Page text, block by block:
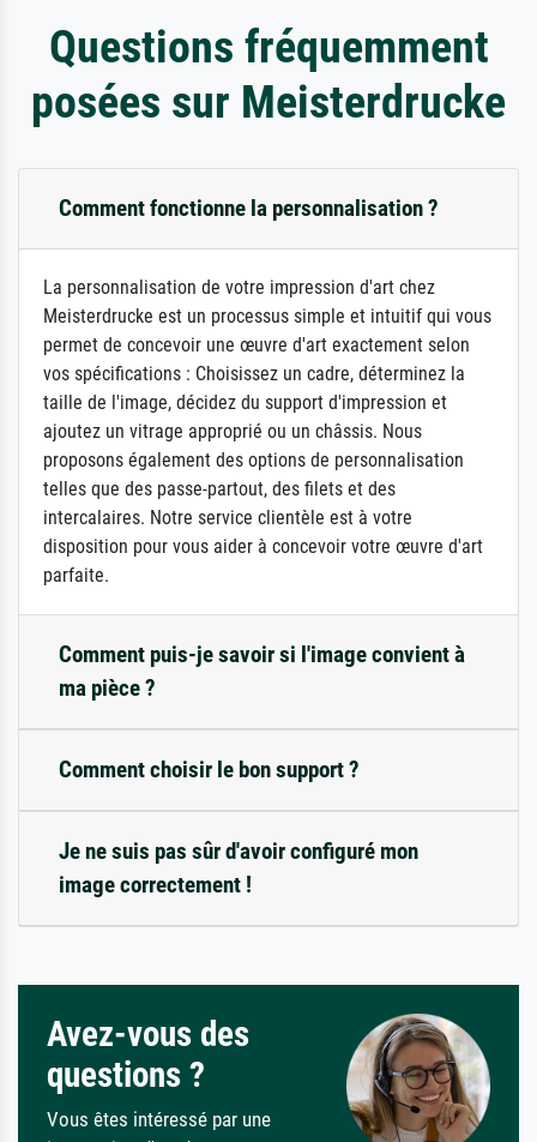
Questions fréquemment
posées sur Meisterdrucke
Comment fonctionne la personnalisation ?
La personnalisation de votre impression d'art chez
Meisterdrucke est un processus simple et intuitif qui vous
permet de concevoir une œuvre d'art exactement selon
vos spécifications : Choisissez un cadre, déterminez la
taille de l'image, décidez du support d'impression et
ajoutez un vitrage approprié ou un châssis. Nous
proposons également des options de personnalisation
telles que des passe-partout, des filets et des
intercalaires. Notre service clientèle est à votre
disposition pour vous aider à concevoir votre œuvre d'art
parfaite.
Comment puis-je savoir si l'image convient à
ma pièce ?
Comment choisir le bon support ?
Je ne suis pas sûr d'avoir configuré mon
image correctement !
Avez-vous des
questions ?
Vous êtes intéressé par une